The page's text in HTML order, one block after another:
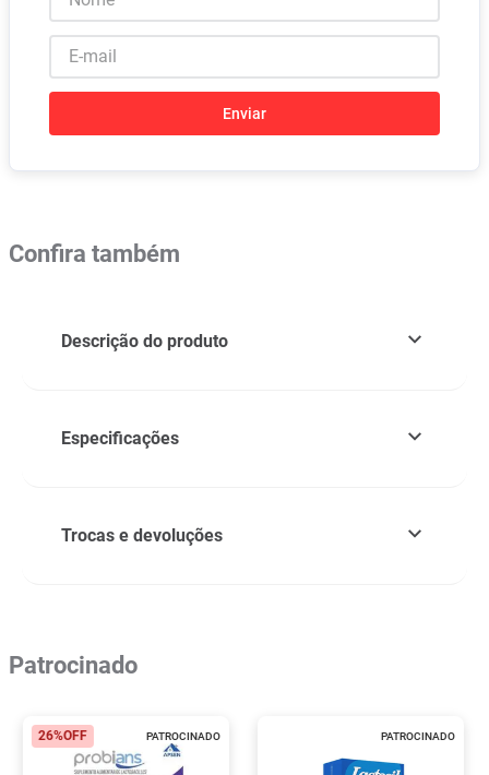
Enviar
Confira também
Descrição do produto
Especificações
Trocas e devoluções
Patrocinado
PATROCINADO
26%OFF PATROCINADO